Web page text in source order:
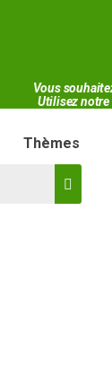
Vous
Utilisez
Thèmes